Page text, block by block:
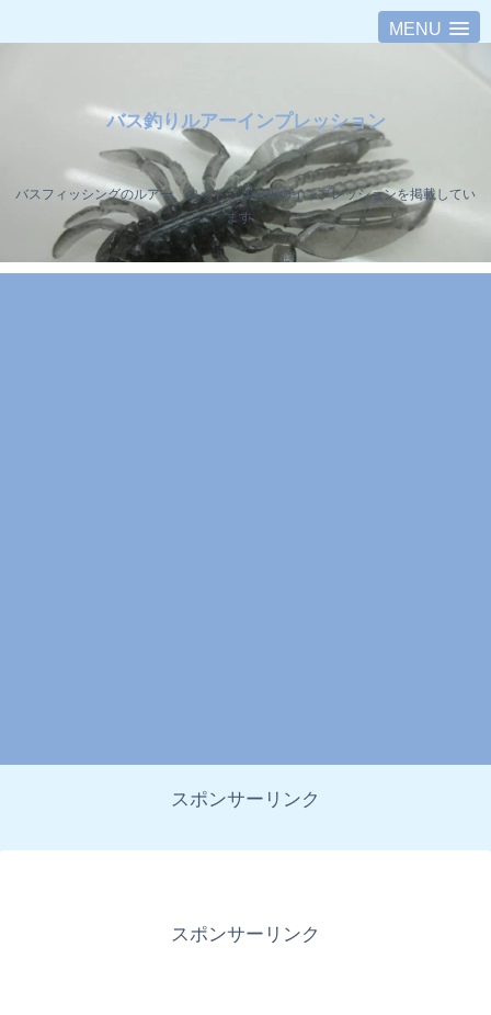
MENU
バス釣りルアーインプレッション
バスフィッシングのルアー、ロッド、リールのインプレッションを掲載してい
ます。
スポンサーリンク
スポンサーリンク